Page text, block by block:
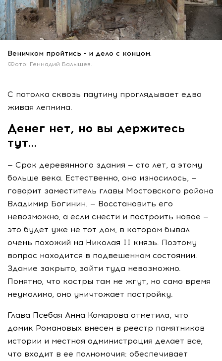
Веничком пройтись - и дело с концом.
Фото: Геннадий Балышев.
С потолка сквозь паутину проглядывает едва
живая лепнина.
Денег нет, но вы держитесь
тут…
— Срок деревянного здания — сто лет, а этому
больше века. Естественно, оно износилось, —
говорит заместитель главы Мостовского района
Владимир Богинин. — Восстановить его
невозможно, а если снести и построить новое —
это будет уже не тот дом, в котором бывал
очень похожий на Николая II князь. Поэтому
вопрос находится в подвешенном состоянии.
Здание закрыто, зайти туда невозможно.
Понятно, что костры там не жгут, но само время
неумолимо, оно уничтожает постройку.
Глава Псебая Анна Комарова отметила, что
домик Романовых внесен в реестр памятников
истории и местная администрация делает все,
что входит в ее полномочия: обеспечивает